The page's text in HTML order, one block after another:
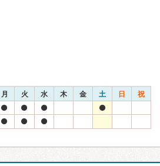
月 火 水 木 金 土 日 祝